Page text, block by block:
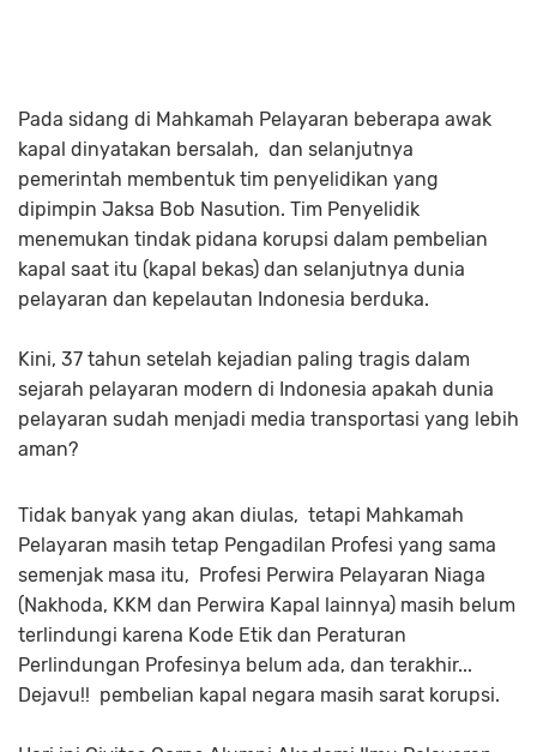
Pada sidang di Mahkamah Pelayaran beberapa awak
kapal dinyatakan bersalah, dan selanjutnya
pemerintah membentuk tim penyelidikan yang
dipimpin Jaksa Bob Nasution. Tim Penyelidik
menemukan tindak pidana korupsi dalam pembelian
kapal saat itu (kapal bekas) dan selanjutnya dunia
pelayaran dan kepelautan Indonesia berduka.
Kini, 37 tahun setelah kejadian paling tragis dalam
sejarah pelayaran modern di Indonesia apakah dunia
pelayaran sudah menjadi media transportasi yang lebih
aman?
Tidak banyak yang akan diulas, tetapi Mahkamah
Pelayaran masih tetap Pengadilan Profesi yang sama
semenjak masa itu, Profesi Perwira Pelayaran Niaga
(Nakhoda, KKM dan Perwira Kapal lainnya) masih belum
terlindungi karena Kode Etik dan Peraturan
Perlindungan Profesinya belum ada, dan terakhir...
Dejavu!! pembelian kapal negara masih sarat korupsi.